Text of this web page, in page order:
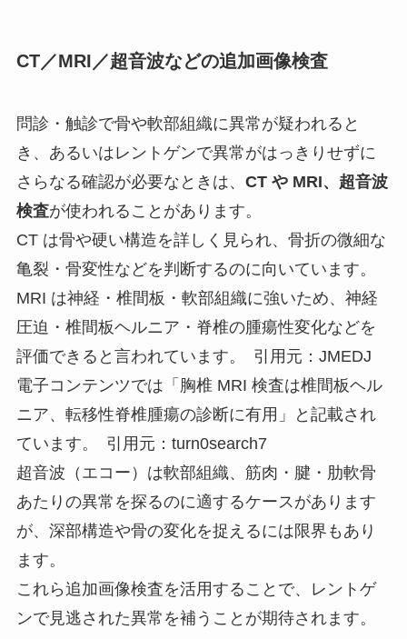
CT／MRI／超音波などの追加画像検査
問診・触診で骨や軟部組織に異常が疑われると
き、あるいはレントゲンで異常がはっきりせずに
さらなる確認が必要なときは、 CT や MRI、超音波
検査が使われることがあります。
CT は骨や硬い構造を詳しく見られ、骨折の微細な
亀裂・骨変性などを判断するのに向いています。
MRI は神経・椎間板・軟部組織に強いため、神経
圧迫・椎間板ヘルニア・脊椎の腫瘍性変化などを
評価できると言われています。 引用元：JMEDJ
電子コンテンツでは「胸椎 MRI 検査は椎間板ヘル
ニア、転移性脊椎腫瘍の診断に有用」と記載され
ています。 引用元：turn0search7
超音波（エコー）は軟部組織、筋肉・腱・肋軟骨
あたりの異常を探るのに適するケースがあります
が、深部構造や骨の変化を捉えるには限界もあり
ます。
これら追加画像検査を活用することで、レントゲ
ンで見逃された異常を補うことが期待されます。